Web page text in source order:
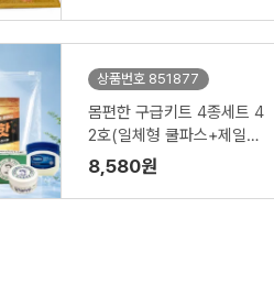
상품번호 851877
몸편한 구급키트 4종세트 4
2호(일체형 쿨파스+제일파
프+안티푸라민연고+바세
린젤리)
8,580원